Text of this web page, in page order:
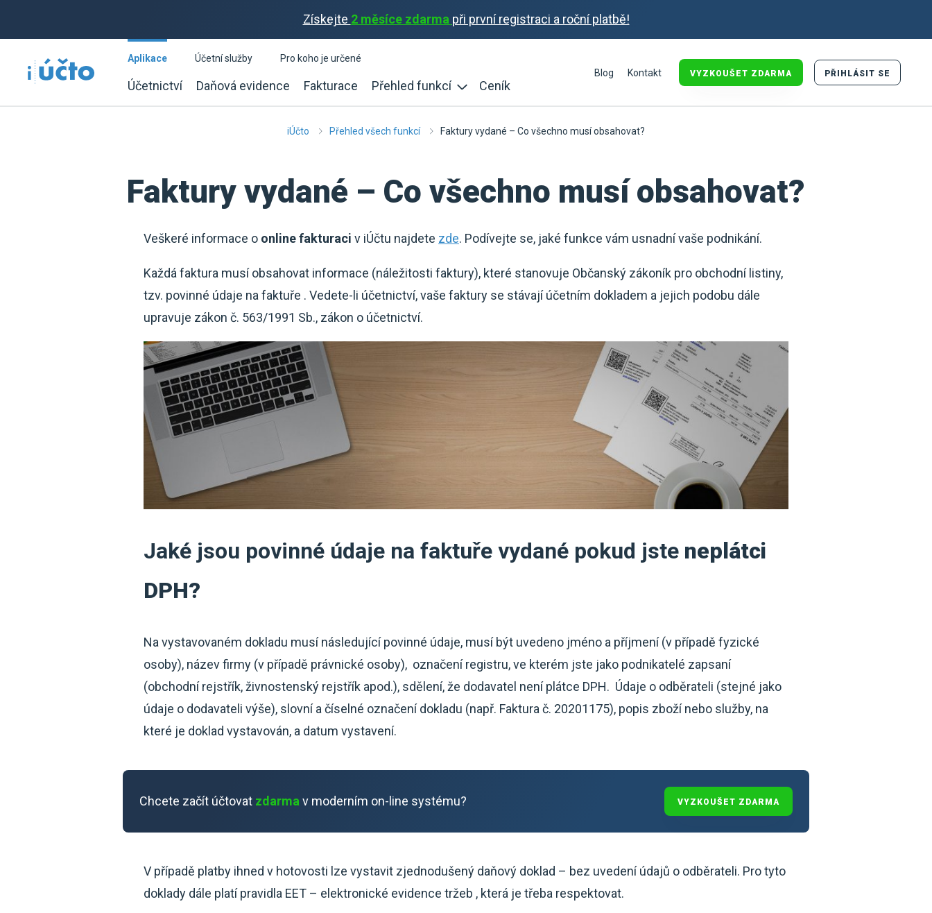
Získejte 2 měsíce zdarma při první registraci a roční platbě!
Aplikace
Účetnictví Daňová evidence Fakturace Přehled funkcí Ceník
Účetní služby
Pro koho je určené
Blog
Kontakt VYZKOUŠET ZDARMA PŘIHLÁSIT SE
iÚčto Přehled všech funkcí Faktury vydané – Co všechno musí obsahovat?
Faktury vydané – Co všechno musí obsahovat?
Veškeré informace o online fakturaci v iÚčtu najdete zde. Podívejte se, jaké funkce vám usnadní vaše podnikání.
Každá faktura musí obsahovat informace (náležitosti faktury), které stanovuje Občanský zákoník pro obchodní listiny,
tzv. povinné údaje na faktuře . Vedete-li účetnictví, vaše faktury se stávají účetním dokladem a jejich podobu dále
upravuje zákon č. 563/1991 Sb., zákon o účetnictví.
Jaké jsou povinné údaje na faktuře vydané pokud jste neplátci
DPH?
Na vystavovaném dokladu musí následující povinné údaje, musí být uvedeno jméno a příjmení (v případě fyzické
osoby), název firmy (v případě právnické osoby), označení registru, ve kterém jste jako podnikatelé zapsaní
(obchodní rejstřík, živnostenský rejstřík apod.), sdělení, že dodavatel není plátce DPH. Údaje o odběrateli (stejné jako
údaje o dodavateli výše), slovní a číselné označení dokladu (např. Faktura č. 20201175), popis zboží nebo služby, na
které je doklad vystavován, a datum vystavení.
Chcete začít účtovat zdarmav moderním on-line systému? VYZKOUŠET ZDARMA
V případě platby ihned v hotovosti lze vystavit zjednodušený daňový doklad – bez uvedení údajů o odběrateli. Pro tyto
doklady dále platí pravidla EET – elektronické evidence tržeb , která je třeba respektovat.